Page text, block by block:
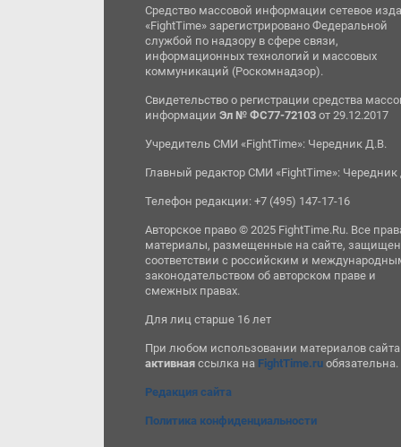
Средство массовой информации сетевое
«FightTime» зарегистрировано Федеральной
службой по надзору в сфере связи,
информационных технологий и массовых
коммуникаций (Роскомнадзор).
Свидетельство о регистрации средства
информацииЭл № ФС77-72103 от 29.12.2017
Учредитель СМИ «FightTime»: Чередник Д.В.
Главный редактор СМИ «FightTime»: Чередник
Телефон редакции: +7 (495) 147-17-16
Авторское право © 2025 FightTime.Ru. Все
материалы, размещенные на сайте,
соответствии с российским и
законодательством об авторском праве и
смежных правах.
Для лиц старше 16 лет
При любом использовании материалов сайта
активная ссылка на FightTime.ru обязательна.
Редакция сайта
Политика конфиденциальности